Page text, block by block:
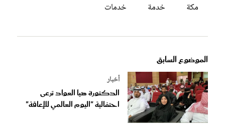
مكة
خدمة خدمات
الموضوع السابق
أخبار
الدكتورة هيا العواد ترعى
احتفالية "اليوم العالمي للإعاقة"